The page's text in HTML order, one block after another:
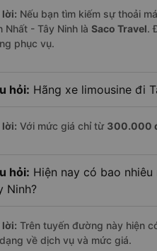
lời: Nếu bạn tìm kiếm sự thoải
Nhất - Tây Ninh là Saco Travel.
phục vụ.
hỏi: Hãng xe limousine đi
lời: Với mức giá chỉ từ 300.000
hỏi: Hiện nay có bao
Ninh?
lời: Trên tuyến đường này hiện
về dịch vụ và mức giá.